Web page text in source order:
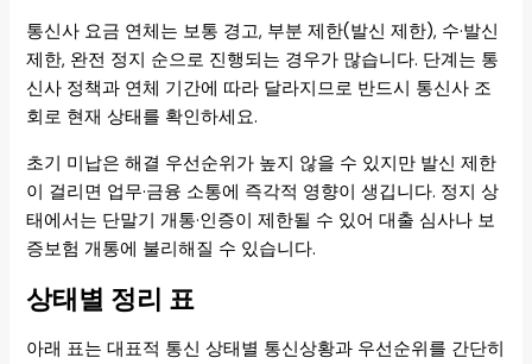
통신사 요금 연체는 보통 경고, 부분 제한(발신 제한), 수·발신
제한, 완전 정지 순으로 진행되는 경우가 많습니다. 단계는 통
신사 정책과 연체 기간에 따라 달라지므로 반드시 통신사 조
회로 현재 상태를 확인하세요.
초기 미납은 해결 우선순위가 높지 않을 수 있지만 발신 제한
이 걸리면 업무·금융 소통에 즉각적 영향이 생깁니다. 정지 상
태에서는 단말기 개통·인증이 제한될 수 있어 대출 심사나 보
증보험 개통에 불리해질 수 있습니다.
상태별 정리 표
아래 표는 대표적 통신 상태별 통신상황과 우선순위를 간단히